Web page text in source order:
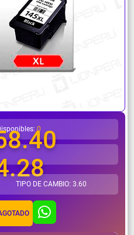
ayuda?
0
TIPO DE CAMBIO: 3.60